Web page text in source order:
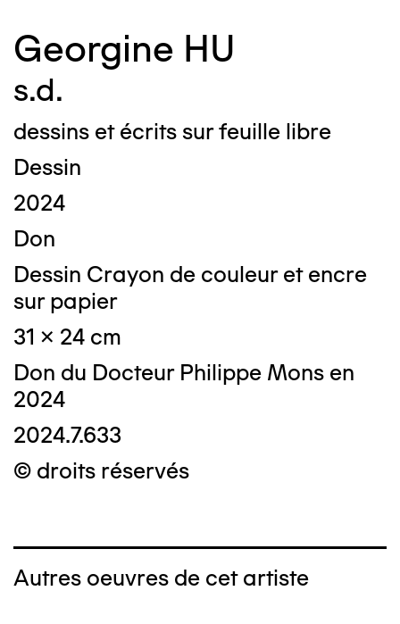
Georgine HU
s.d.
dessins et écrits sur feuille libre
Dessin
2024
Don
Dessin Crayon de couleur et encre
sur papier
31 x 24 cm
Don du Docteur Philippe Mons en
2024
2024.7.633
© droits réservés
Autres oeuvres de cet artiste